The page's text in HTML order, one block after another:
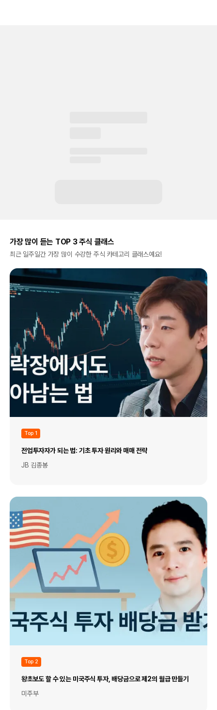
가장 많이 듣는 TOP 3 주식 클래스
최근 일주일간 가장 많이 수강한 주식 카테고리 클래스예요!
Top 1
전업투자자가 되는 법: 기초 투자 원리와 매매 전략
JB 김종봉
Top 2
왕초보도 할 수 있는 미국주식 투자, 배당금으로 제2의 월급 만들기
미주부